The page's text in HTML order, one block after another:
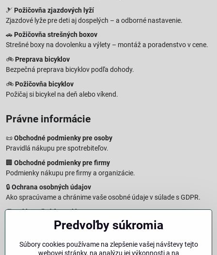
🎿 Požičovňa zjazdových lyží
Zjazdové lyže pre deti aj dospelých – a odborné nastavenie.
🚗 Požičovňa strešných boxov
Strešné boxy na dovolenku a výlety – montáž a poradenstvo v cene.
🚲 Preprava bicyklov
Bezpečná preprava bicyklov podľa dohody.
🚲 Požičovňa bicyklov
Požičaj si bicykel na deň alebo víkend.
Právne informácie
📜 Obchodné podmienky pre osoby
Pravidlá nákupu pre spotrebiteľov.
🏢 Obchodné podmienky pre firmy
Podmienky nákupu pre firmy a organizácie.
🔒Ochrana osobných údajov
Ako spracúvame a chránime vaše osobné údaje v súlade s GDPR.
🧾Reklamačný formulár
Jednoduché podanie reklamácie
Vzorový formulár pre odstúpenie od zmluvy a vrátenie tovaru.
Predvoľby súkromia
Súbory cookies používame na zlepšenie vašej návštevy tejto
webovej stránky, na analýzu jej výkonnosti a na